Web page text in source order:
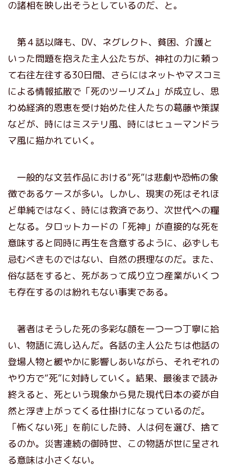
の諸相を映し出そうとしているのだ、と。
第４話以降も、DV、ネグレクト、貧困、介護と
いった問題を抱えた主人公たちが、神社の力に頼っ
て右往左往する30日間、さらにはネットやマスコミ
による情報拡散で「死のツーリズム」が成立し、思
わぬ経済的恩恵を受け始めた住人たちの葛藤や策謀
などが、時にはミステリ風、時にはヒューマンドラ
マ風に描かれていく。
一般的な文芸作品における“死”は悲劇や恐怖の象
徴であるケースが多い。しかし、現実の死はそれほ
ど単純ではなく、時には救済であり、次世代への糧
となる。タロットカードの「死神」が直接的な死を
意味すると同時に再生を含意するように、必ずしも
忌むべきものではない、自然の摂理なのだ。また、
俗な話をすると、死があって成り立つ産業がいくつ
も存在するのは紛れもない事実である。
著者はそうした死の多彩な顔を一つ一つ丁寧に拾
い、物語に流し込んだ。各話の主人公たちは他話の
登場人物と緩やかに影響しあいながら、それぞれの
やり方で“死”に対峙していく。結果、最後まで読み
終えると、死という現象から見た現代日本の姿が自
然と浮き上がってくる仕掛けになっているのだ。
「怖くない死」を前にした時、人は何を選び、捨て
るのか。災害連続の御時世、この物語が世に呈され
る意味は小さくない。